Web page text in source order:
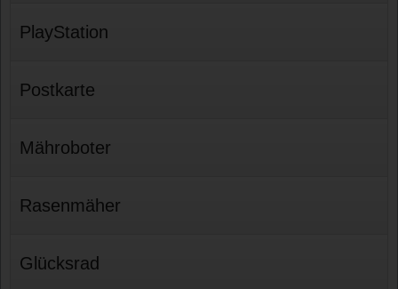
PlayStation
Postkarte
Mähroboter
Rasenmäher
Glücksrad